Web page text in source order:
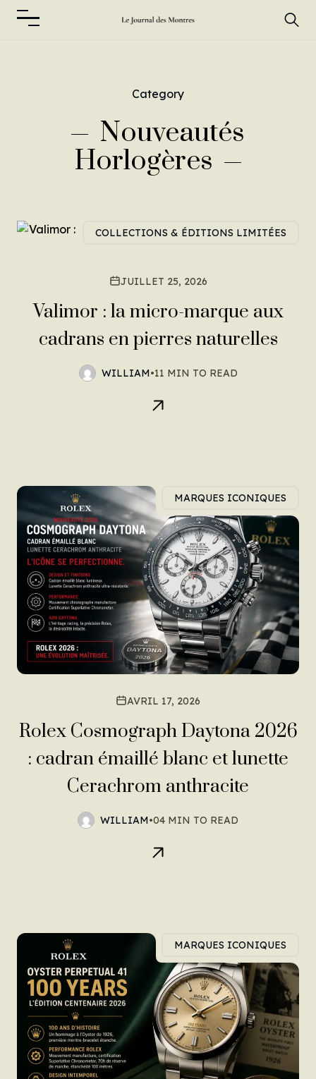
Category
Nouveautés
Horlogères
COLLECTIONS & ÉDITIONS LIMITÉES
JUILLET 25, 2026
Valimor : la micro-marque aux
cadrans en pierres naturelles
WILLIAM•11 MIN TO READ
MARQUES ICONIQUES
AVRIL 17, 2026
Rolex Cosmograph Daytona 2026
: cadran émaillé blanc et lunette
Cerachrom anthracite
WILLIAM•04 MIN TO READ
MARQUES ICONIQUES